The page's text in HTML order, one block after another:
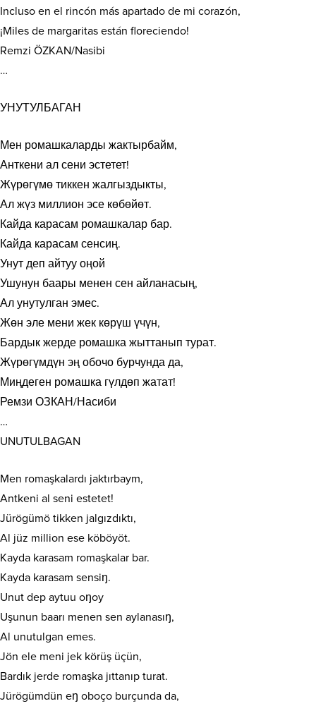
Incluso en el rincón más apartado de mi corazón,
¡Miles de margaritas están floreciendo!
Remzi ÖZKAN/Nasibi
…
УНУТУЛБАГАН
Мен ромашкаларды жактырбайм,
Анткени ал сени эстетет!
Жүрөгүмө тиккен жалгыздыкты,
Ал жүз миллион эсе көбөйөт.
Кайда карасам ромашкалар бар.
Кайда карасам сенсиң.
Унут деп айтуу оңой
Ушунун баары менен сен айланасың,
Ал унутулган эмес.
Жөн эле мени жек көрүш үчүн,
Бардык жерде ромашка жыттанып турат.
Жүрөгүмдүн эң обочо бурчунда да,
Миңдеген ромашка гүлдөп жатат!
Ремзи ОЗКАН/Насиби
…
UNUTULBAGAN
Men romaşkalardı jaktırbaym,
Antkeni al seni estetet!
Jürögümö tikken jalgızdıktı,
Al jüz million ese köböyöt.
Kayda karasam romaşkalar bar.
Kayda karasam sensiŋ.
Unut dep aytuu oŋoy
Uşunun baarı menen sen aylanasıŋ,
Al unutulgan emes.
Jön ele meni jek körüş üçün,
Bardık jerde romaşka jıttanıp turat.
Jürögümdün eŋ oboço burçunda da,